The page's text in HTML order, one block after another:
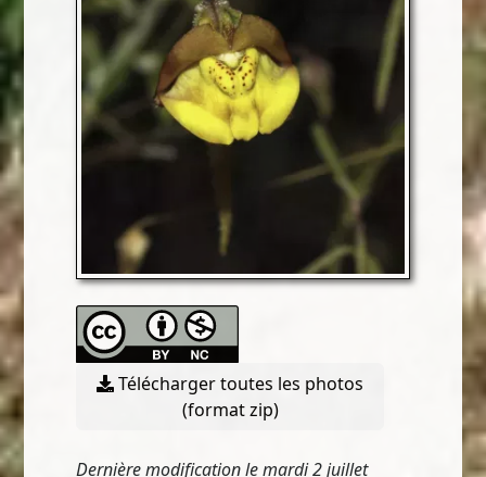
Télécharger toutes les photos
(format zip)
Dernière modification le mardi 2 juillet